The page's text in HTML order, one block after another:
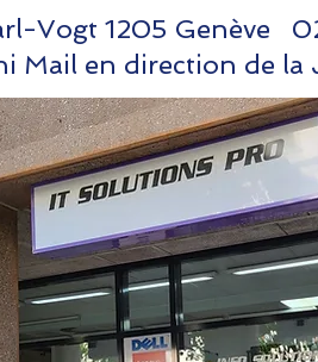
Vogt 1205 Genève
en direction de la